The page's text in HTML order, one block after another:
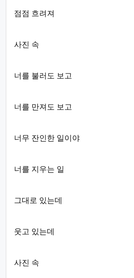
점점 흐려져
사진 속
너를 불러도 보고
너를 만져도 보고
너무 잔인한 일이야
너를 지우는 일
그대로 있는데
웃고 있는데
사진 속